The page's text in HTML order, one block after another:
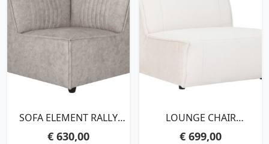
SOFA ELEMENT RALLY
TASMANIA 08 LIGHT GREY
€630,00
LOUNGE CHAIR
FLUFFY CREAM
€ 699,00